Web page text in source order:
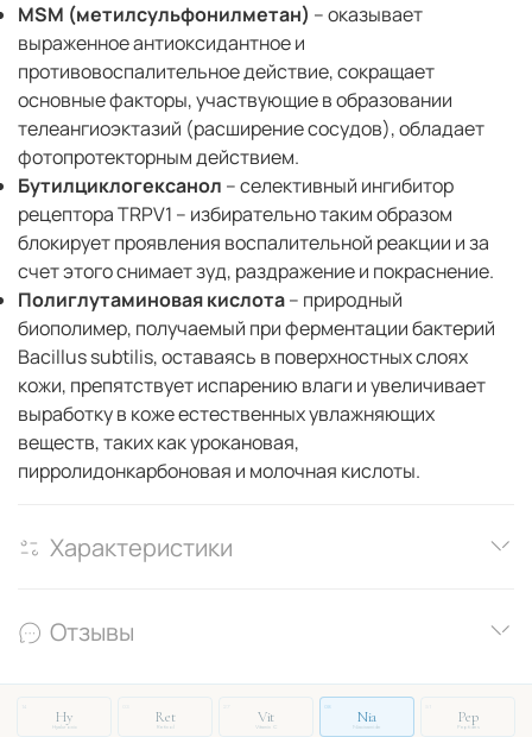
MSM (метилсульфонилметан) – оказывает
выраженное антиоксидантное и
противовоспалительное действие, сокращает
основные факторы, участвующие в образовании
телеангиоэктазий (расширение сосудов), обладает
фотопротекторным действием.
Бутилциклогексанол – селективный ингибитор
рецептора TRPV1 – избирательно таким образом
блокирует проявления воспалительной реакции и за
счет этого снимает зуд, раздражение и покраснение.
Полиглутаминовая кислота– природный
биополимер, получаемый при ферментации бактерий
Bacillus subtilis, оставаясь в поверхностных слоях
кожи, препятствует испарению влаги и увеличивает
выработку в коже естественных увлажняющих
веществ, таких как урокановая,
пирролидонкарбоновая и молочная кислоты.
Характеристики
Отзывы
14
Hy
Hyaluronic
Ret
Retinol
Vit
Vitamin C
08
Nia
Niacinamide
Pep
Peptides